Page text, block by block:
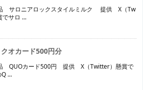
サロニアロックスタイルミルク 提供 X（Tw
サロ ...
クオカード500円分
QUOカード500円 提供 X（Twitter）懸賞で
...